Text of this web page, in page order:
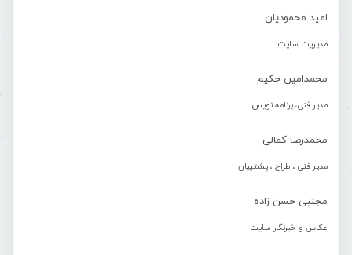
امید محمودیان
مدیریت سایت
محمدامین حکیم
مدیر فنی، برنامه نویس
محمدرضا کمالی
مدیر فنی ، طراح ، پشتیبان
مجتبی حسن زاده
عکاس و خبرنگار سایت